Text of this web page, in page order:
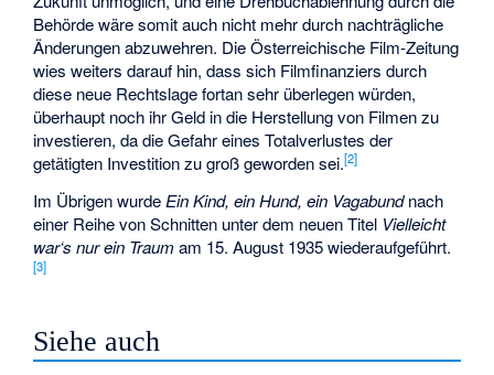
Behörde wäre somit auch nicht mehr durch nachträgliche
Änderungen abzuwehren. Die Österreichische Film-Zeitung
wies weiters darauf hin, dass sich Filmfinanziers durch
diese neue Rechtslage fortan sehr überlegen würden,
überhaupt noch ihr Geld in die Herstellung von Filmen zu
investieren, da die Gefahr eines Totalverlustes der
getätigten Investition zu groß geworden sei.[2]
Im Übrigen wurdeEin Kind, ein Hund, ein Vagabundnach
einer Reihe von Schnitten unter dem neuen Titel Vielleicht
war‘s nur ein Traum am 15. August 1935 wiederaufgeführt.
[3]
Siehe auch